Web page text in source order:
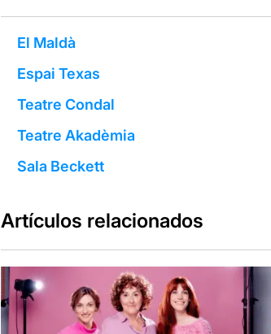
El Maldà
Espai Texas
Teatre Condal
Teatre Akadèmia
Sala Beckett
Artículos relacionados